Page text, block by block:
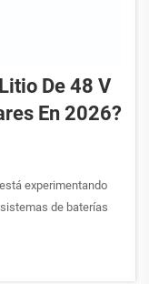
De 48 V
En 2026?
experimentando
de baterías
para
Esta